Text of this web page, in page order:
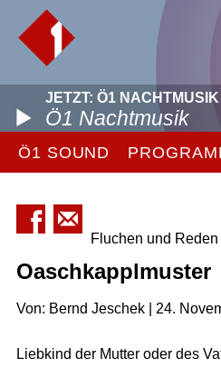
JETZT: Ö1 NACHTMUSIK
Ö1 Nachtmusik
Ö1 SOUND
Fluchen und Reden
Oaschkapplmuster
Von: Bernd Jeschek | 24.
Liebkind der Mutter oder des